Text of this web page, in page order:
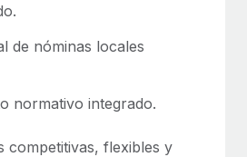
de nóminas locales
normativo integrado.
competitivas, flexibles y